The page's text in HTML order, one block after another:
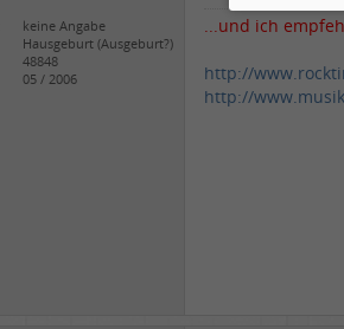
keine Angabe
Hausgeburt (Ausgeburt?)
48848
05 / 2006
...und ich
http://
http://